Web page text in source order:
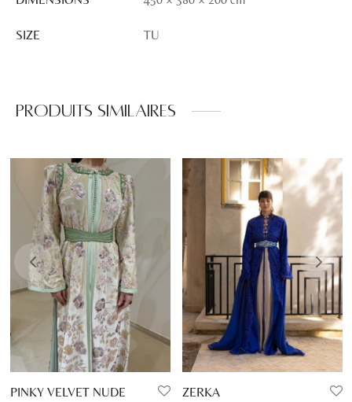
SIZE TU
Produits similaires
PINKY VELVET NUDE
ZERKA